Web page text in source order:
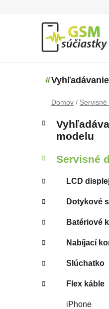
Domov / Servisné
Bočný panel
Kategórie
modelu
Servisné
LCD
Dotykové
Batériové
Nabíjací
Slúchatko
Flex káble
iPhone